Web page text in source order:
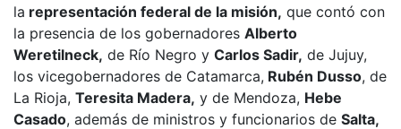
la representación federal de la misión, que contó con
la presencia de los gobernadores Alberto
Weretilneck, de Río Negro y Carlos Sadir, de Jujuy,
los vicegobernadores de Catamarca, Rubén Dusso, de
La Rioja, Teresita Madera, y de Mendoza, Hebe
Casado, además de ministros y funcionarios de Salta,